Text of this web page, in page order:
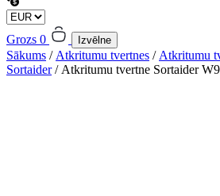
Grozs 0 Izvēlne
Sākums / Atkritumu tvertnes / Atkritumu
Sortaider/ Atkritumu tvertne Sortaider